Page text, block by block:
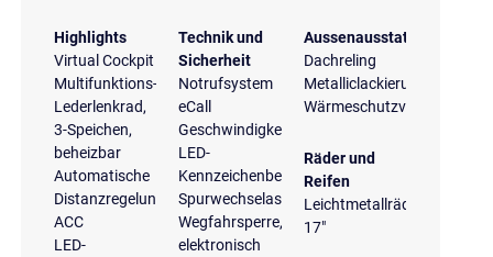
Highlights
Virtual Cockpit
Multifunktions-
Lederlenkrad,
3-Speichen,
beheizbar
Automatische
Distanzregelung
ACC
LED-
Technik und
Sicherheit
Notrufsystem
eCall
Geschwindigkeitsregelanlage
LED-
Kennzeichenbeleuchtung
Spurwechselassistent
Wegfahrsperre,
elektronisch
Aussenausstattung
Dachreling
Metalliclackierung
Wärmeschutzverglasung
Räder und
Reifen
Leichtmetallräder
17"